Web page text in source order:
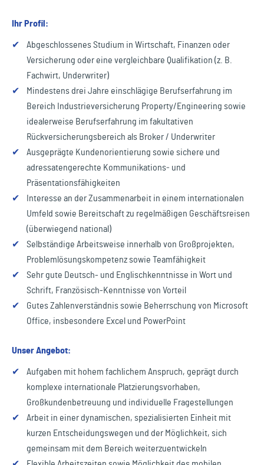
Ihr Profil:
✔
Abgeschlossenes Studium in Wirtschaft, Finanzen oder
Versicherung oder eine vergleichbare Qualifikation (z. B.
Fachwirt, Underwriter)
✔
Mindestens drei Jahre einschlägige Berufserfahrung im
Bereich Industrieversicherung Property/Engineering sowie
idealerweise Berufserfahrung im fakultativen
Rückversicherungsbereich als Broker / Underwriter
✔
Ausgeprägte Kundenorientierung sowie sichere und
adressatengerechte Kommunikations‑ und
Präsentationsfähigkeiten
✔
Interesse an der Zusammenarbeit in einem internationalen
Umfeld sowie Bereitschaft zu regelmäßigen Geschäftsreisen
(überwiegend national)
✔
Selbständige Arbeitsweise innerhalb von Großprojekten,
Problemlösungskompetenz sowie Teamfähigkeit
✔
Sehr gute Deutsch- und Englischkenntnisse in Wort und
Schrift, Französisch-Kenntnisse von Vorteil
✔
Gutes Zahlenverständnis sowie Beherrschung von Microsoft
Office, insbesondere Excel und PowerPoint
Unser Angebot:
✔
Aufgaben mit hohem fachlichem Anspruch, geprägt durch
komplexe internationale Platzierungsvorhaben,
Großkundenbetreuung und individuelle Fragestellungen
✔
Arbeit in einer dynamischen, spezialisierten Einheit mit
kurzen Entscheidungswegen und der Möglichkeit, sich
gemeinsam mit dem Bereich weiterzuentwickeln